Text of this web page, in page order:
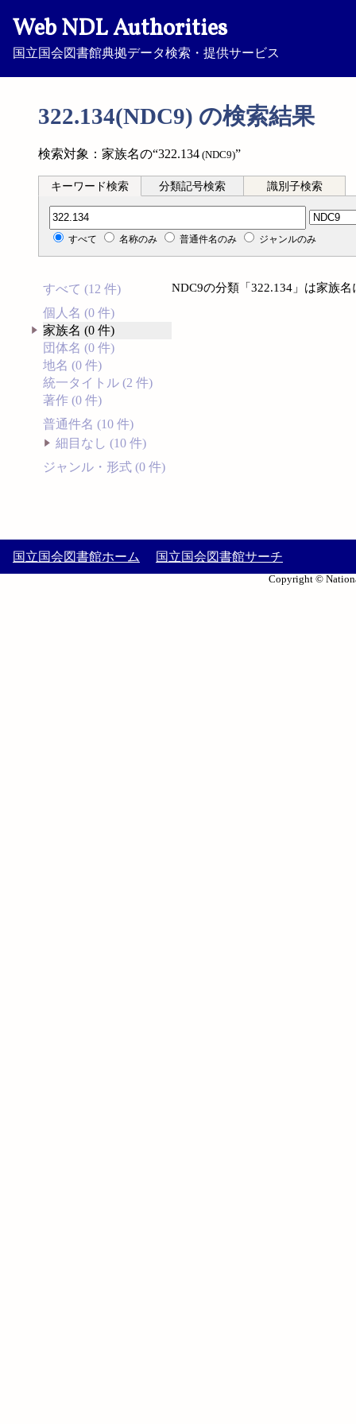
Web NDL Authorities
国立国会図書館典拠データ検索・提供サービス
322.134(NDC9) の検索結果
検索対象：家族名の“322.134 (NDC9)”
キーワード検索 分類記号検索 識別子検索
分類記号検索
すべて 名称のみ 普通件名のみ ジャンルのみ
すべて (12 件)
個人名 (0 件)
家族名 (0 件)
団体名 (0 件)
地名 (0 件)
統一タイトル (2 件)
著作 (0 件)
普通件名 (10 件)
細目なし (10 件)
ジャンル・形式 (0 件)
NDC9の分類「322.134」は家族
国立国会図書館ホーム 国立国会図書館サーチ
Copyright ©